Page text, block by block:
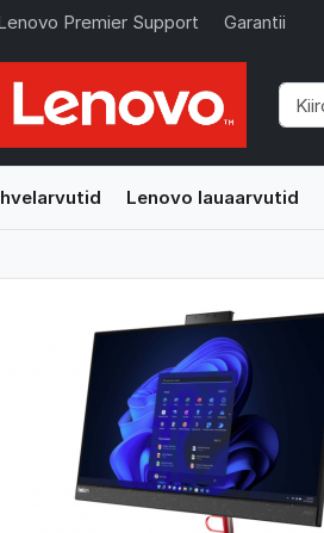
Premier Support Garantii
Lenovo lauaarvutid